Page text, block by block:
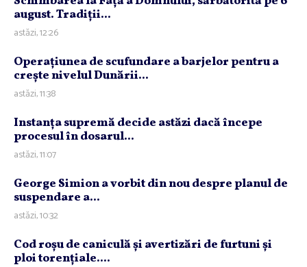
august. Tradiţii...
astăzi, 12:26
Operaţiunea de scufundare a barjelor pentru a
creşte nivelul Dunării...
astăzi, 11:38
Instanţa supremă decide astăzi dacă începe
procesul în dosarul...
astăzi, 11:07
George Simion a vorbit din nou despre planul de
suspendare a...
astăzi, 10:32
Cod roşu de caniculă şi avertizări de furtuni şi
ploi torenţiale....